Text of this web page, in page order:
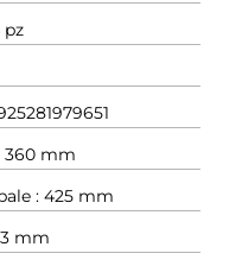
pz
360 mm
: 425 mm
mm